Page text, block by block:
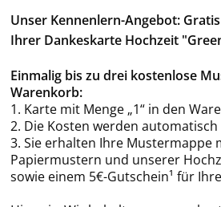
Unser Kennenlern-Angebot:
Ihrer Dankeskarte Hochzeit
Einmalig bis zu drei kostenlose
Warenkorb:
1. Karte mit Menge „1“ in den
2. Die Kosten werden automatisch
3. Sie erhalten Ihre Mustermappe
Papiermustern und unserer
sowie einem 5€-Gutschein¹ für